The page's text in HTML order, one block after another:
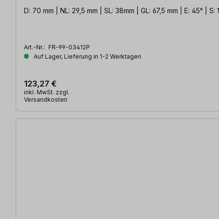
D: 70 mm | NL: 29,5 mm | SL: 38mm | GL: 67,5 mm | E: 45° | S:
Art.-Nr.: FR-99-03412P
Auf Lager, Lieferung in 1-2 Werktagen
123,27 €
inkl. MwSt. zzgl.
Versandkosten